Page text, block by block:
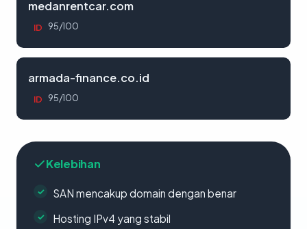
medanrentcar.com
ID 95/100
armada-finance.co.id
ID 95/100
Kelebihan
SAN mencakup domain dengan benar
Hosting IPv4 yang stabil